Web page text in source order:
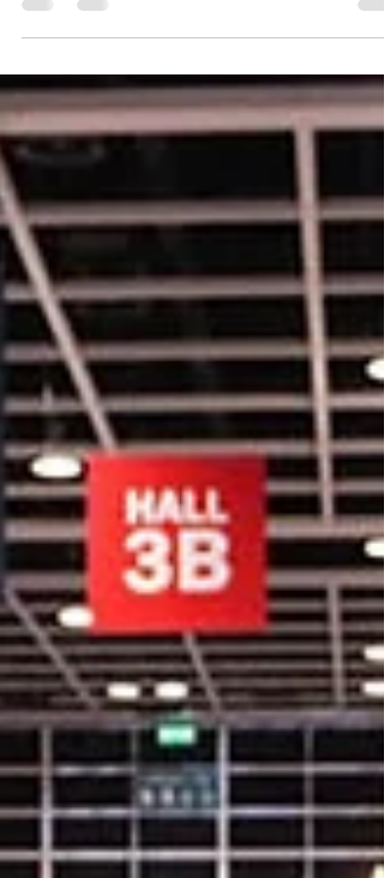
10場藝文活動 | 月巴氏、米哈新書見面會 x
Moving Drawing插畫展 x老廣南音&即興爵
玩遊戲送機票/《蠟筆小新》電影票券/
CH.EESE DEPT.限定口味罐頭芝士蛋糕
「BookStory · 閱讀，是一種時間變形」(活